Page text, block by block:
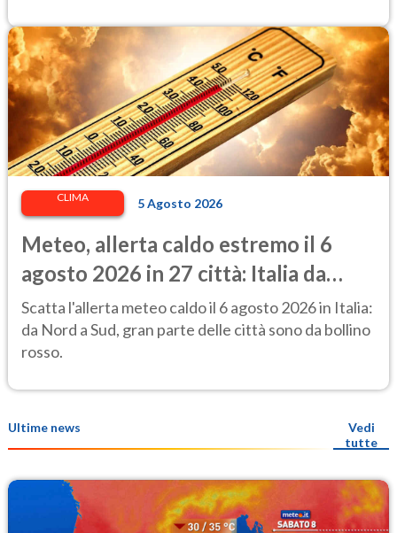
CLIMA 5 Agosto 2026
Meteo, allerta caldo estremo il 6
agosto 2026 in 27 città: Italia da
bollino rosso
Scatta l'allerta meteo caldo il 6 agosto 2026 in Italia:
da Nord a Sud, gran parte delle città sono da bollino
rosso.
Ultime news
Vedi
tutte